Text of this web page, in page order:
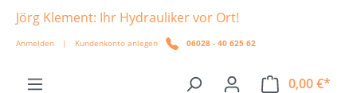
springen
Jörg Klement: Ihr Hydrauliker vor Ort!
Anmelden | Kundenkonto anlegen 06028 - 40 625 62
0,00 €*